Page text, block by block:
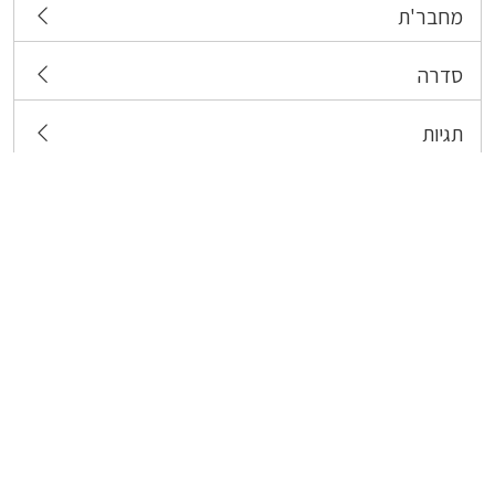
מחבר'ת
סדרה
תגיות